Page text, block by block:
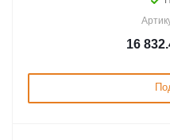
16